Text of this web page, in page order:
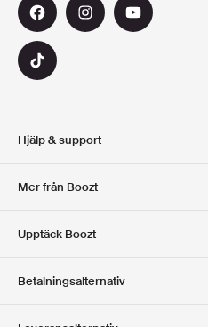
Hjälp & support
Mer från Boozt
Club Boozt
Upptäck Boozt
Betalningsalternativ